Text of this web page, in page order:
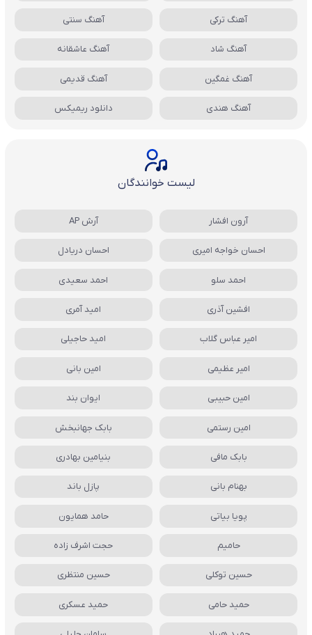
آهنگ ترکی آهنگ سنتی
آهنگ شاد آهنگ عاشقانه
آهنگ غمگین آهنگ قدیمی
آهنگ هندی دانلود ریمیکس
لیست خوانندگان
آرون افشار آرش AP
احسان خواجه امیری احسان دریادل
احمد سلو احمد سعیدی
افشین آذری امید آمری
امیر عباس گلاب امید حاجیلی
امیر عظیمی امین بانی
امین حبیبی ایوان بند
امین رستمی بابک جهانبخش
بابک مافی بنیامین بهادری
بهنام بانی پازل باند
پویا بیاتی حامد همایون
حامیم حجت اشرف زاده
حسین توکلی حسین منتظری
حمید حامی حمید عسکری